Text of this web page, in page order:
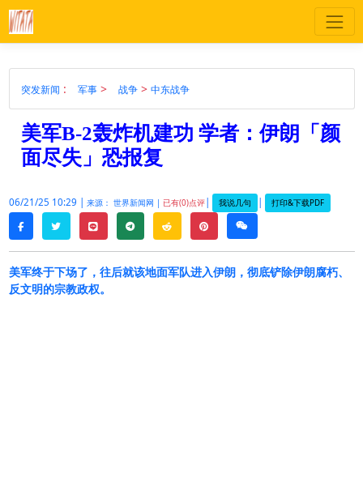
突发新闻 : 军事> 战争 > 中东战争
美军B-2轰炸机建功 学者：伊朗「颜
面尽失」恐报复
06/21/25 10:29 | 来源： 世界新闻网 | 已有(0)点评| 我说几句 | 打印&下载PDF
facebooktwitterline telegramreddit pinterestweixin
美军终于下场了，往后就该地面军队进入伊朗，彻底铲除伊朗腐朽、
反文明的宗教政权。